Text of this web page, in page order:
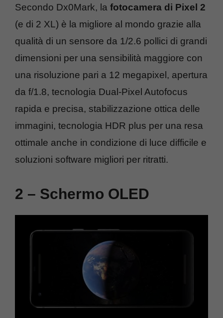
Secondo Dx0Mark, la fotocamera di Pixel 2
(e di 2 XL) è la migliore al mondo grazie alla
qualità di un sensore da 1/2.6 pollici di grandi
dimensioni per una sensibilità maggiore con
una risoluzione pari a 12 megapixel, apertura
da f/1.8, tecnologia Dual-Pixel Autofocus
rapida e precisa, stabilizzazione ottica delle
immagini, tecnologia HDR plus per una resa
ottimale anche in condizione di luce difficile e
soluzioni software migliori per ritratti.
2 – Schermo OLED